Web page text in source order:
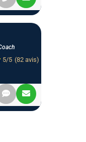
5/5 (82 avis)